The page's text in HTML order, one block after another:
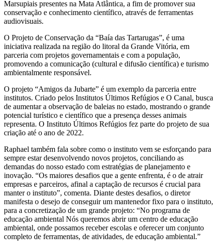
Marsupiais presentes na Mata Atlântica, a fim de promover sua
conservação e conhecimento científico, através de ferramentas
audiovisuais.
O Projeto de Conservação da “Baía das Tartarugas”, é uma
iniciativa realizada na região do litoral da Grande Vitória, em
parceria com projetos governamentais e com a população,
promovendo a comunicação (cultural e difusão científica) e turismo
ambientalmente responsável.
O projeto “Amigos da Jubarte” é um exemplo da parceria entre
institutos. Criado pelos Institutos Últimos Refúgios e O Canal, busca
de aumentar a observação de baleias no estado, mostrando o grande
potencial turístico e científico que a presença desses animais
representa. O Instituto Últimos Refúgios fez parte do projeto de sua
criação até o ano de 2022.
Raphael também fala sobre como o instituto vem se esforçando para
sempre estar desenvolvendo novos projetos, conciliando as
demandas do nosso estado com estratégias de planejamento e
inovação. “Os maiores desafios que a gente enfrenta, é o de atrair
empresas e parceiros, afinal a captação de recursos é crucial para
manter o instituto”, comenta. Diante destes desafios, o diretor
manifesta o desejo de conseguir um mantenedor fixo para o instituto,
para a concretização de um grande projeto: “No programa de
educação ambiental Nós queremos abrir um centro de educação
ambiental, onde possamos receber escolas e oferecer um conjunto
completo de ferramentas, de atividades, de educação ambiental.”